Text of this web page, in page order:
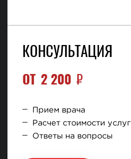
КОНСУЛЬТАЦИЯ
ОТ 2 200 ₽
Прием врача
Расчет стоимости услуг
Ответы на вопросы